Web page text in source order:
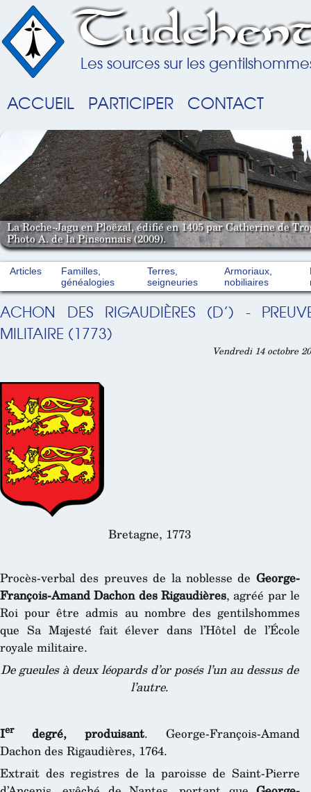
Les sources sur les
ACCUEIL PARTICIPER CONTACT
La Roche-Jagu en Ploëzal, édifié en 1405 par Catherine de
Photo A. de la Pinsonnais (2009).
Articles
Familles,
généalogies
Terres,
seigneuries
Armoriaux,
nobiliaires
ACHON DES RIGAUDIÈRES (D’) -
MILITAIRE (1773)
Vendredi 14 octobre
Bretagne, 1773
Procès-verbal des preuves de la noblesse de George-
François-Amand Dachon des Rigaudières, agréé par le
Roi pour être admis au nombre des gentilshommes
que Sa Majesté fait élever dans l’Hôtel de l’École
royale militaire.
De gueules à deux léopards d’or posés l’un au dessus de
l’autre.
Ierdegré, produisant. George-François-Amand
Dachon des Rigaudières, 1764.
Extrait des registres de la paroisse de Saint-Pierre